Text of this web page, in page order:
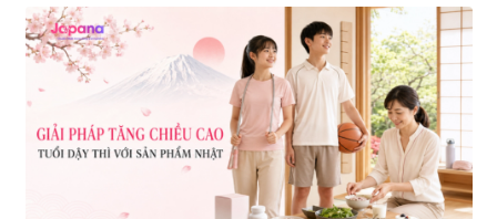
Tẩy tế bào chết Nichiei Bussan
Nano NMN+ Peeling Gel
Luxury 200g
1.490.000 đ
Viên uống hỗ trợ bền thành
mạch, ngừa tai biến Elastin Plus
& Nattokinase Hokoen 80 viên
0
980.000 đ